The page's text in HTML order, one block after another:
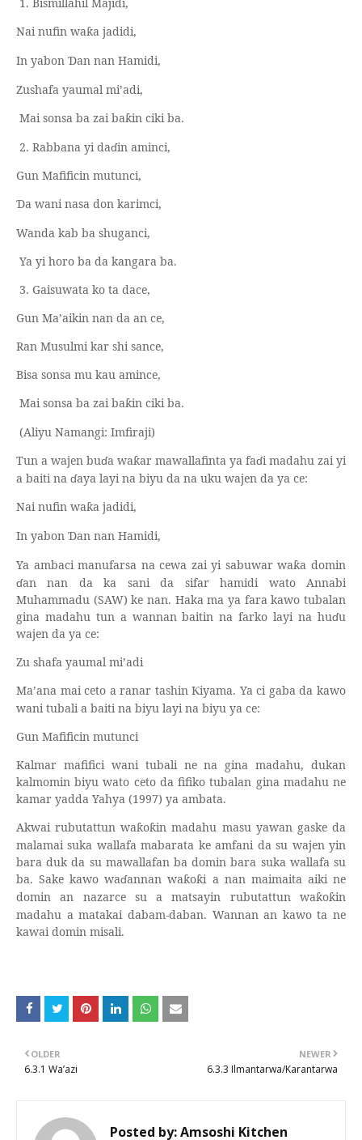
Nai nufin waƙa jadidi,
In yabon Ɗan nan Hamidi,
Zushafa yaumal mi’adi,
Mai sonsa ba zai baƙin ciki ba.
2. Rabbana yi daɗin aminci,
Gun Mafificin mutunci,
Ɗa wani nasa don karimci,
Wanda kab ba shuganci,
Ya yi horo ba da kangara ba.
3. Gaisuwata ko ta dace,
Gun Ma’aikin nan da an ce,
Ran Musulmi kar shi sance,
Bisa sonsa mu kau amince,
Mai sonsa ba zai baƙin ciki ba.
(Aliyu Namangi: Imfiraji)
Tun a wajen buɗa waƙar mawallafinta ya faɗi madahu zai yi
a baiti na ɗaya layi na biyu da na uku wajen da ya ce:
Nai nufin waƙa jadidi,
In yabon Ɗan nan Hamidi,
Ya ambaci manufarsa na cewa zai yi sabuwar waƙa domin
ɗan nan da ka sani da sifar hamidi wato Annabi
Muhammadu (SAW) ke nan. Haka ma ya fara kawo tubalan
gina madahu tun a wannan baitin na farko layi na huɗu
wajen da ya ce:
Zu shafa yaumal mi’adi
Ma’ana mai ceto a ranar tashinƘiyama. Ya ci gaba da kawo
wani tubali a baiti na biyu layi na biyu ya ce:
Gun Mafificin mutunci
Kalmar mafifici wani tubali ne na gina madahu, dukan
kalmomin biyu wato ceto da fifiko tubalan gina madahu ne
kamar yadda Yahya (1997) ya ambata.
Akwai rubutattun waƙoƙin madahu masu yawan gaske da
malamai suka wallafa mabarata ke amfani da su wajen yin
bara duk da su mawallafan ba domin bara suka wallafa su
ba. Sake kawo waɗannan waƙoƙi a nan maimaita aiki ne
domin an nazarce su a matsayin rubutattun waƙoƙin
madahu a matakai dabam-daban. Wannan an kawo ta ne
kawai domin misali.
NEWER
6.3.3 Ilmantarwa/Karantarwa
OLDER
6.3.1 Wa’azi
Posted by:Amsoshi Kitchen